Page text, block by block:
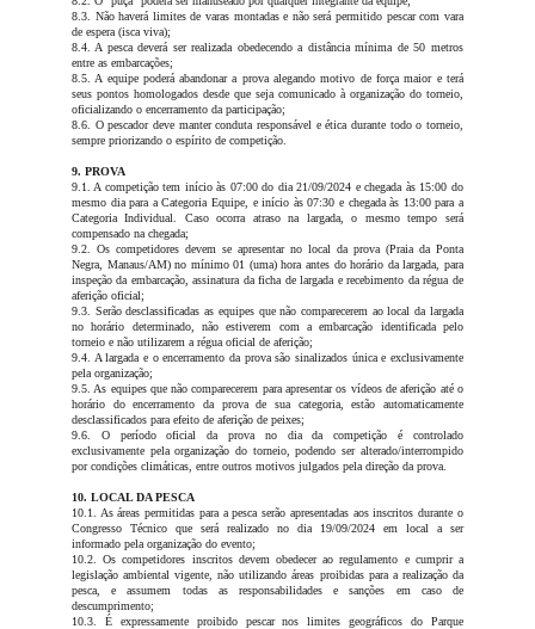
8.3. Não haverá limites de varas montadas e não será permitido pescar com vara
de espera (isca viva);
8.4. A pesca deverá ser realizada obedecendo a distância mínima de 50 metros
entre as embarcações;
8.5. A equipe poderá abandonar a prova alegando motivo de força maior e terá
seus pontos homologados desde que seja comunicado à organização do torneio,
oficializando o encerramento da participação;
8.6. O pescador deve manter conduta responsável e ética durante todo o torneio,
sempre priorizando o espírito de competição.
9. PROVA
9.1. A competição tem início às 07:00 do dia 21/09/2024 e chegada às 15:00 do
mesmo dia para a Categoria Equipe, e início às 07:30 e chegada às 13:00 para a
Categoria Individual. Caso ocorra atraso na largada, o mesmo tempo será
compensado na chegada;
9.2. Os competidores devem se apresentar no local da prova (Praia da Ponta
Negra, Manaus/AM) no mínimo 01 (uma) hora antes do horário da largada, para
inspeção da embarcação, assinatura da ficha de largada e recebimento da régua de
aferição oficial;
9.3. Serão desclassificadas as equipes que não comparecerem ao local da largada
no horário determinado, não estiverem com a embarcação identificada pelo
torneio e não utilizarem a régua oficial de aferição;
9.4. A largada e o encerramento da prova são sinalizados única e exclusivamente
pela organização;
9.5. As equipes que não comparecerem para apresentar os vídeos de aferição até o
horário do encerramento da prova de sua categoria, estão automaticamente
desclassificados para efeito de aferição de peixes;
9.6. O período oficial da prova no dia da competição é controlado
exclusivamente pela organização do torneio, podendo ser alterado/interrompido
por condições climáticas, entre outros motivos julgados pela direção da prova.
10. LOCAL DA PESCA
10.1. As áreas permitidas para a pesca serão apresentadas aos inscritos durante o
Congresso Técnico que será realizado no dia 19/09/2024 em local a ser
informado pela organização do evento;
10.2. Os competidores inscritos devem obedecer ao regulamento e cumprir a
legislação ambiental vigente, não utilizando áreas proibidas para a realização da
pesca, e assumem todas as responsabilidades e sanções em caso de
descumprimento;
10.3. É expressamente proibido pescar nos limites geográficos do Parque